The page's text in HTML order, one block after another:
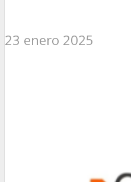
23 enero 2025